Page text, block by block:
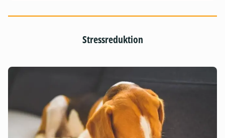
Stressreduktion